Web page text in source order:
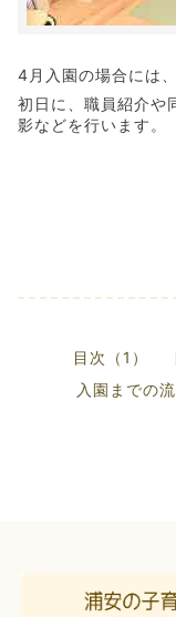
4月入園の場合には
初日に、職員紹介や
影などを行います。
目次（1）
入園までの流